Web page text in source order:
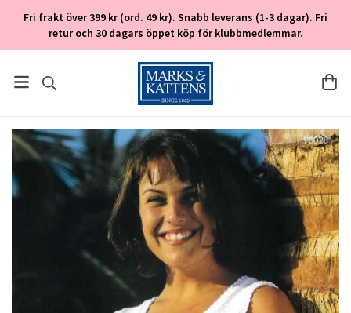
Fri frakt över 399 kr (ord. 49 kr). Snabb leverans (1-3 dagar). Fri
retur och 30 dagars öppet köp för klubbmedlemmar.